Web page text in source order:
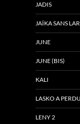
JADIS
JAÏKA SANS
JUNE
JUNE (BIS)
KALI
LASKO A
LENY 2